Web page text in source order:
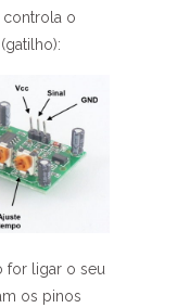
controla o
for ligar o seu
os pinos